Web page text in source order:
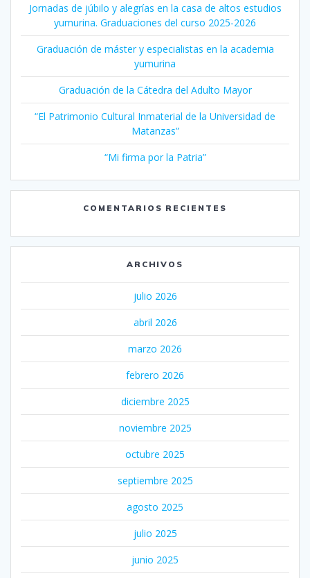
Jornadas de júbilo y alegrías en la casa de altos estudios
yumurina. Graduaciones del curso 2025-2026
Graduación de máster y especialistas en la academia
yumurina
Graduación de la Cátedra del Adulto Mayor
“El Patrimonio Cultural Inmaterial de la Universidad de
Matanzas”
“Mi firma por la Patria”
COMENTARIOS RECIENTES
ARCHIVOS
julio 2026
abril 2026
marzo 2026
febrero 2026
diciembre 2025
noviembre 2025
octubre 2025
septiembre 2025
agosto 2025
julio 2025
junio 2025